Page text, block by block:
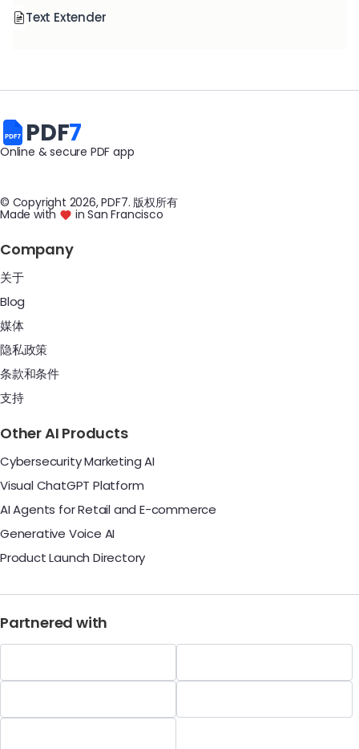
Text Extender
PDF7
Online & secure PDF app
© Copyright 2026, PDF7. 版权所有
Made with in San Francisco
Company
关于
Blog
媒体
隐私政策
条款和条件
支持
Other AI Products
Cybersecurity Marketing AI
Visual ChatGPT Platform
AI Agents for Retail and E-commerce
Generative Voice AI
Product Launch Directory
Partnered with